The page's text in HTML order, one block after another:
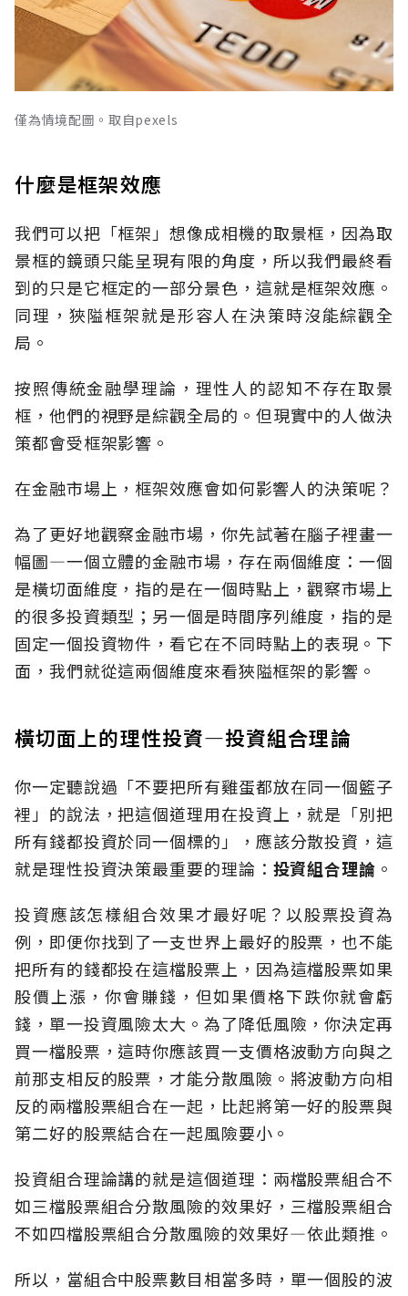
僅為情境配圖。取自pexels
什麼是框架效應
我們可以把「框架」想像成相機的取景框，因為取
景框的鏡頭只能呈現有限的角度，所以我們最終看
到的只是它框定的一部分景色，這就是框架效應。
同理，狹隘框架就是形容人在決策時沒能綜觀全
局。
按照傳統金融學理論，理性人的認知不存在取景
框，他們的視野是綜觀全局的。但現實中的人做決
策都會受框架影響。
在金融市場上，框架效應會如何影響人的決策呢？
為了更好地觀察金融市場，你先試著在腦子裡畫一
幅圖—一個立體的金融市場，存在兩個維度：一個
是橫切面維度，指的是在一個時點上，觀察市場上
的很多投資類型；另一個是時間序列維度，指的是
固定一個投資物件，看它在不同時點上的表現。下
面，我們就從這兩個維度來看狹隘框架的影響。
橫切面上的理性投資—投資組合理論
你一定聽說過「不要把所有雞蛋都放在同一個籃子
裡」的說法，把這個道理用在投資上，就是「別把
所有錢都投資於同一個標的」，應該分散投資，這
就是理性投資決策最重要的理論： 投資組合理論 。
投資應該怎樣組合效果才最好呢？以股票投資為
例，即便你找到了一支世界上最好的股票，也不能
把所有的錢都投在這檔股票上，因為這檔股票如果
股價上漲，你會賺錢，但如果價格下跌你就會虧
錢，單一投資風險太大。為了降低風險，你決定再
買一檔股票，這時你應該買一支價格波動方向與之
前那支相反的股票，才能分散風險。將波動方向相
反的兩檔股票組合在一起，比起將第一好的股票與
第二好的股票結合在一起風險要小。
投資組合理論講的就是這個道理：兩檔股票組合不
如三檔股票組合分散風險的效果好，三檔股票組合
不如四檔股票組合分散風險的效果好—依此類推。
所以，當組合中股票數目相當多時，單一個股的波